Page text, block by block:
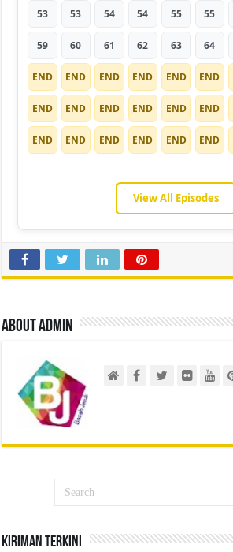
53 53 54 54 55 55
59 60 61 62 63 64
END END END END END END
END END END END END END
END END END END END END
View All Episodes
About admin
Kiriman Terkini